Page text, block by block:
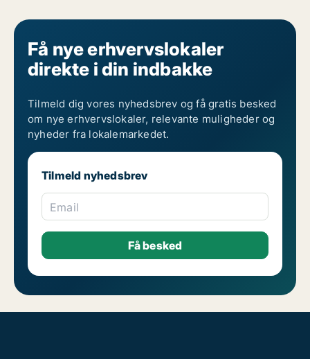
Kliniklokaler til leje på Vesterbro
Kliniklokaler til leje i Ørestad
Kliniklokaler til leje på Østerbro
Få nye erhvervslokaler
direkte i din indbakke
Tilmeld dig vores nyhedsbrev og få gratis besked
om nye erhvervslokaler, relevante muligheder og
nyheder fra lokalemarkedet.
Tilmeld nyhedsbrev
Email